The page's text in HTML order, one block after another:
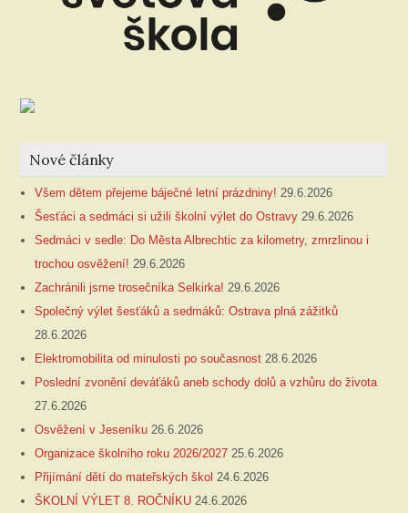
Nové články
Všem dětem přejeme báječné letní prázdniny! 29.6.2026
Šesťáci a sedmáci si užili školní výlet do Ostravy 29.6.2026
Sedmáci v sedle: Do Města Albrechtic za kilometry, zmrzlinou i
trochou osvěžení! 29.6.2026
Zachránili jsme trosečníka Selkirka! 29.6.2026
Společný výlet šesťáků a sedmáků: Ostrava plná zážitků
28.6.2026
Elektromobilita od minulosti po současnost 28.6.2026
Poslední zvonění deváťáků aneb schody dolů a vzhůru do života
27.6.2026
Osvěžení v Jeseníku 26.6.2026
Organizace školního roku 2026/2027 25.6.2026
Přijímání dětí do mateřských škol 24.6.2026
ŠKOLNÍ VÝLET 8. ROČNÍKU 24.6.2026